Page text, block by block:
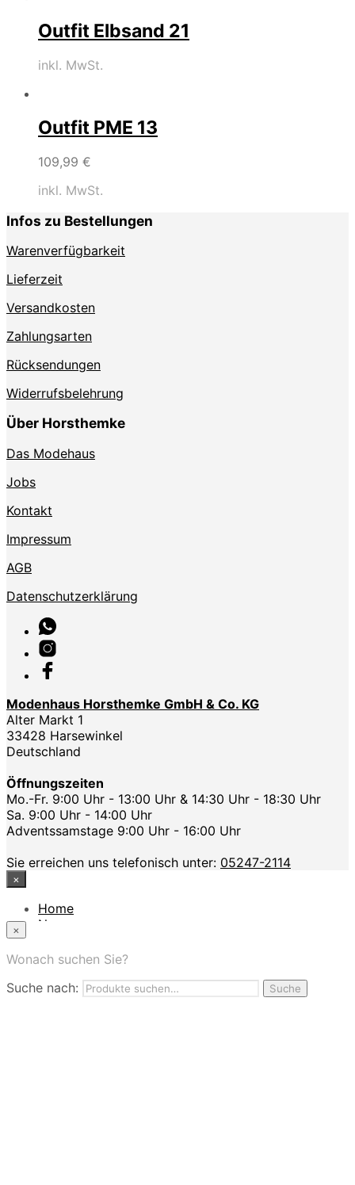
Outfit Elbsand 21
inkl. MwSt.
Outfit PME 13
109,99 €
inkl. MwSt.
Infos zu Bestellungen
Warenverfügbarkeit
Lieferzeit
Versandkosten
Zahlungsarten
Rücksendungen
Widerrufsbelehrung
Über Horsthemke
Das Modehaus
Jobs
Kontakt
Impressum
AGB
Datenschutzerklärung
Modenhaus Horsthemke GmbH & Co. KG
Alter Markt 1
33428 Harsewinkel
Deutschland
Öffnungszeiten
Mo.-Fr. 9:00 Uhr - 13:00 Uhr & 14:30 Uhr - 18:30 Uhr
Sa. 9:00 Uhr - 14:00 Uhr
Adventssamstage 9:00 Uhr - 16:00 Uhr
Sie erreichen uns telefonisch unter: 05247-2114
×
Home
News
App
Nutzungbedingungen
×
Wonach suchen Sie?
Suche nach:
Suche